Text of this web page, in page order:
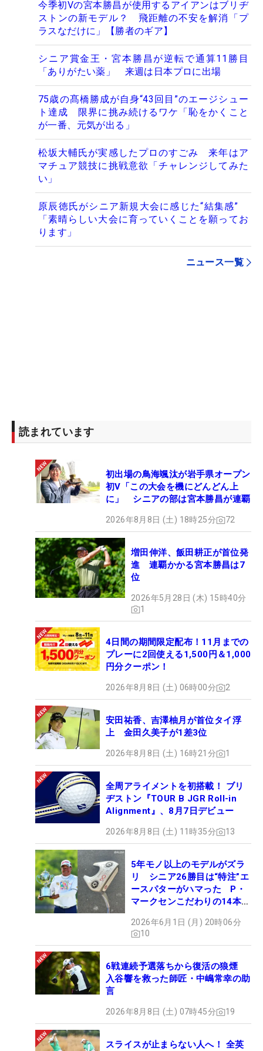
今季初Vの宮本勝昌が使用するアイアンはブリヂ
ストンの新モデル？ 飛距離の不安を解消「プ
ラスなだけに」【勝者のギア】
シニア賞金王・宮本勝昌が逆転で通算11勝目
「ありがたい薬」 来週は日本プロに出場
75歳の髙橋勝成が自身“43回目”のエージシュー
ト達成 限界に挑み続けるワケ「恥をかくこと
が一番、元気が出る」
松坂大輔氏が実感したプロのすごみ 来年はア
マチュア競技に挑戦意欲「チャレンジしてみた
い」
原辰徳氏がシニア新規大会に感じた“結集感”
「素晴らしい大会に育っていくことを願ってお
ります」
ニュース一覧
読まれています
初出場の鳥海颯汰が岩手県オープン
初V「この大会を機にどんどん上
に」 シニアの部は宮本勝昌が連覇
2026年8月8日 (土) 18時25分 72
増田伸洋、飯田耕正が首位発
進 連覇かかる宮本勝昌は7
位
2026年5月28日 (木) 15時40分
1
4日間の期間限定配布！11月までの
プレーに2回使える1,500円＆1,000
円分クーポン！
2026年8月8日 (土) 06時00分 2
安田祐香、吉澤柚月が首位タイ浮
上 金田久美子が1差3位
2026年8月8日 (土) 16時21分 1
全周アライメントを初搭載！ ブリ
ヂストン『TOUR B JGR Roll-in
Alignment』、8月7日デビュー
2026年8月8日 (土) 11時35分 13
5年モノ以上のモデルがズラ
リ シニア26勝目は“特注”エ
ースパターがハマった P・
マークセンこだわりの14本
2026年6月1日 (月) 20時06分
10
6戦連続予選落ちから復活の狼煙
入谷響を救った師匠・中嶋常幸の助
言
2026年8月8日 (土) 07時45分 19
スライスが止まらない人へ！ 全英